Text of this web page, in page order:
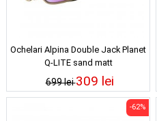
Ochelari Alpina Double Jack Planet
Q-LITE sand matt
699 lei309 lei
-62%